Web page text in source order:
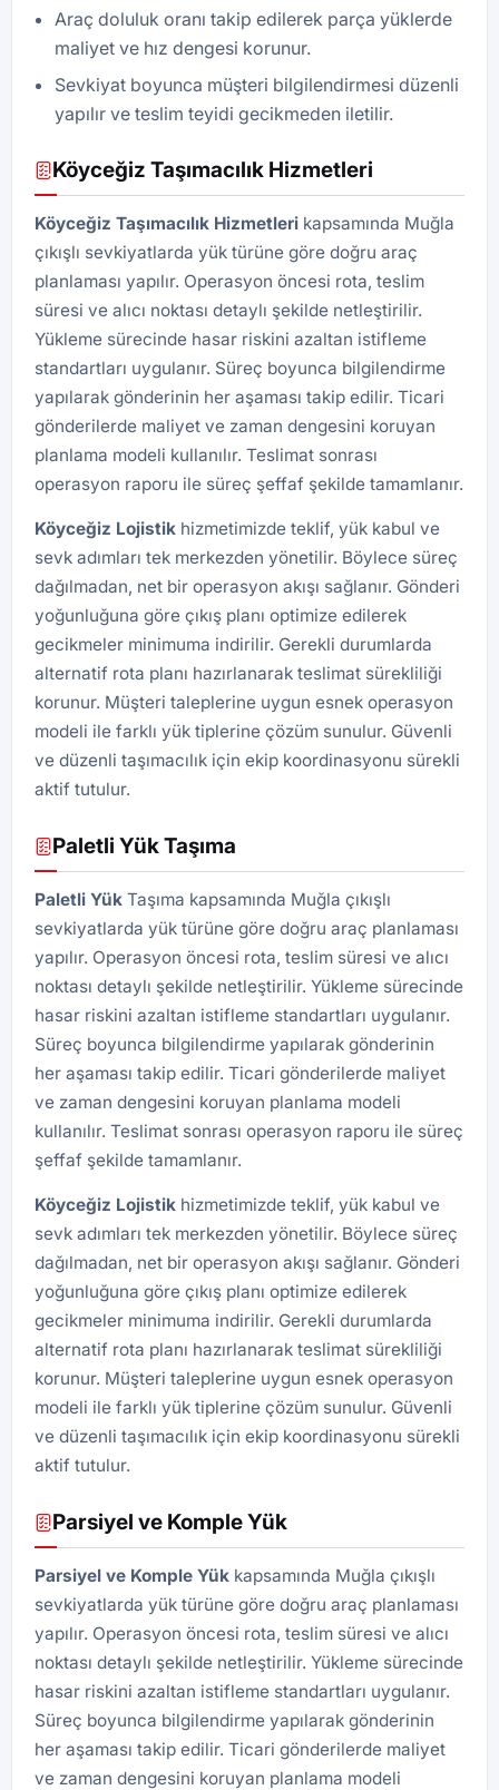
Araç doluluk oranı takip edilerek parça yüklerde
maliyet ve hız dengesi korunur.
Sevkiyat boyunca müşteri bilgilendirmesi düzenli
yapılır ve teslim teyidi gecikmeden iletilir.
Köyceğiz Taşımacılık Hizmetleri
Köyceğiz Taşımacılık Hizmetleri kapsamında Muğla
çıkışlı sevkiyatlarda yük türüne göre doğru araç
planlaması yapılır. Operasyon öncesi rota, teslim
süresi ve alıcı noktası detaylı şekilde netleştirilir.
Yükleme sürecinde hasar riskini azaltan istifleme
standartları uygulanır. Süreç boyunca bilgilendirme
yapılarak gönderinin her aşaması takip edilir. Ticari
gönderilerde maliyet ve zaman dengesini koruyan
planlama modeli kullanılır. Teslimat sonrası
operasyon raporu ile süreç şeffaf şekilde tamamlanır.
Köyceğiz Lojistik hizmetimizde teklif, yük kabul ve
sevk adımları tek merkezden yönetilir. Böylece süreç
dağılmadan, net bir operasyon akışı sağlanır. Gönderi
yoğunluğuna göre çıkış planı optimize edilerek
gecikmeler minimuma indirilir. Gerekli durumlarda
alternatif rota planı hazırlanarak teslimat sürekliliği
korunur. Müşteri taleplerine uygun esnek operasyon
modeli ile farklı yük tiplerine çözüm sunulur. Güvenli
ve düzenli taşımacılık için ekip koordinasyonu sürekli
aktif tutulur.
Paletli Yük Taşıma
Paletli Yük Taşıma kapsamında Muğla çıkışlı
sevkiyatlarda yük türüne göre doğru araç planlaması
yapılır. Operasyon öncesi rota, teslim süresi ve alıcı
noktası detaylı şekilde netleştirilir. Yükleme sürecinde
hasar riskini azaltan istifleme standartları uygulanır.
Süreç boyunca bilgilendirme yapılarak gönderinin
her aşaması takip edilir. Ticari gönderilerde maliyet
ve zaman dengesini koruyan planlama modeli
kullanılır. Teslimat sonrası operasyon raporu ile süreç
şeffaf şekilde tamamlanır.
Köyceğiz Lojistik hizmetimizde teklif, yük kabul ve
sevk adımları tek merkezden yönetilir. Böylece süreç
dağılmadan, net bir operasyon akışı sağlanır. Gönderi
yoğunluğuna göre çıkış planı optimize edilerek
gecikmeler minimuma indirilir. Gerekli durumlarda
alternatif rota planı hazırlanarak teslimat sürekliliği
korunur. Müşteri taleplerine uygun esnek operasyon
modeli ile farklı yük tiplerine çözüm sunulur. Güvenli
ve düzenli taşımacılık için ekip koordinasyonu sürekli
aktif tutulur.
Parsiyel ve Komple Yük
Parsiyel ve Komple Yük kapsamında Muğla çıkışlı
sevkiyatlarda yük türüne göre doğru araç planlaması
yapılır. Operasyon öncesi rota, teslim süresi ve alıcı
noktası detaylı şekilde netleştirilir. Yükleme sürecinde
hasar riskini azaltan istifleme standartları uygulanır.
Süreç boyunca bilgilendirme yapılarak gönderinin
her aşaması takip edilir. Ticari gönderilerde maliyet
ve zaman dengesini koruyan planlama modeli